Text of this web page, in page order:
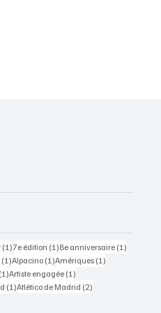
(1)1 post
7e édition (1)1 post
8e anniversaire (1)
(1)1 post
Alpacino (1)1 post
Amériques (1)
(1)1 post
Artiste engagée (1)
(1)1 post
Atlético de Madrid (2)